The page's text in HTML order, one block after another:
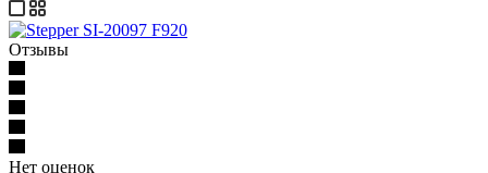
Отзывы
Нет оценок